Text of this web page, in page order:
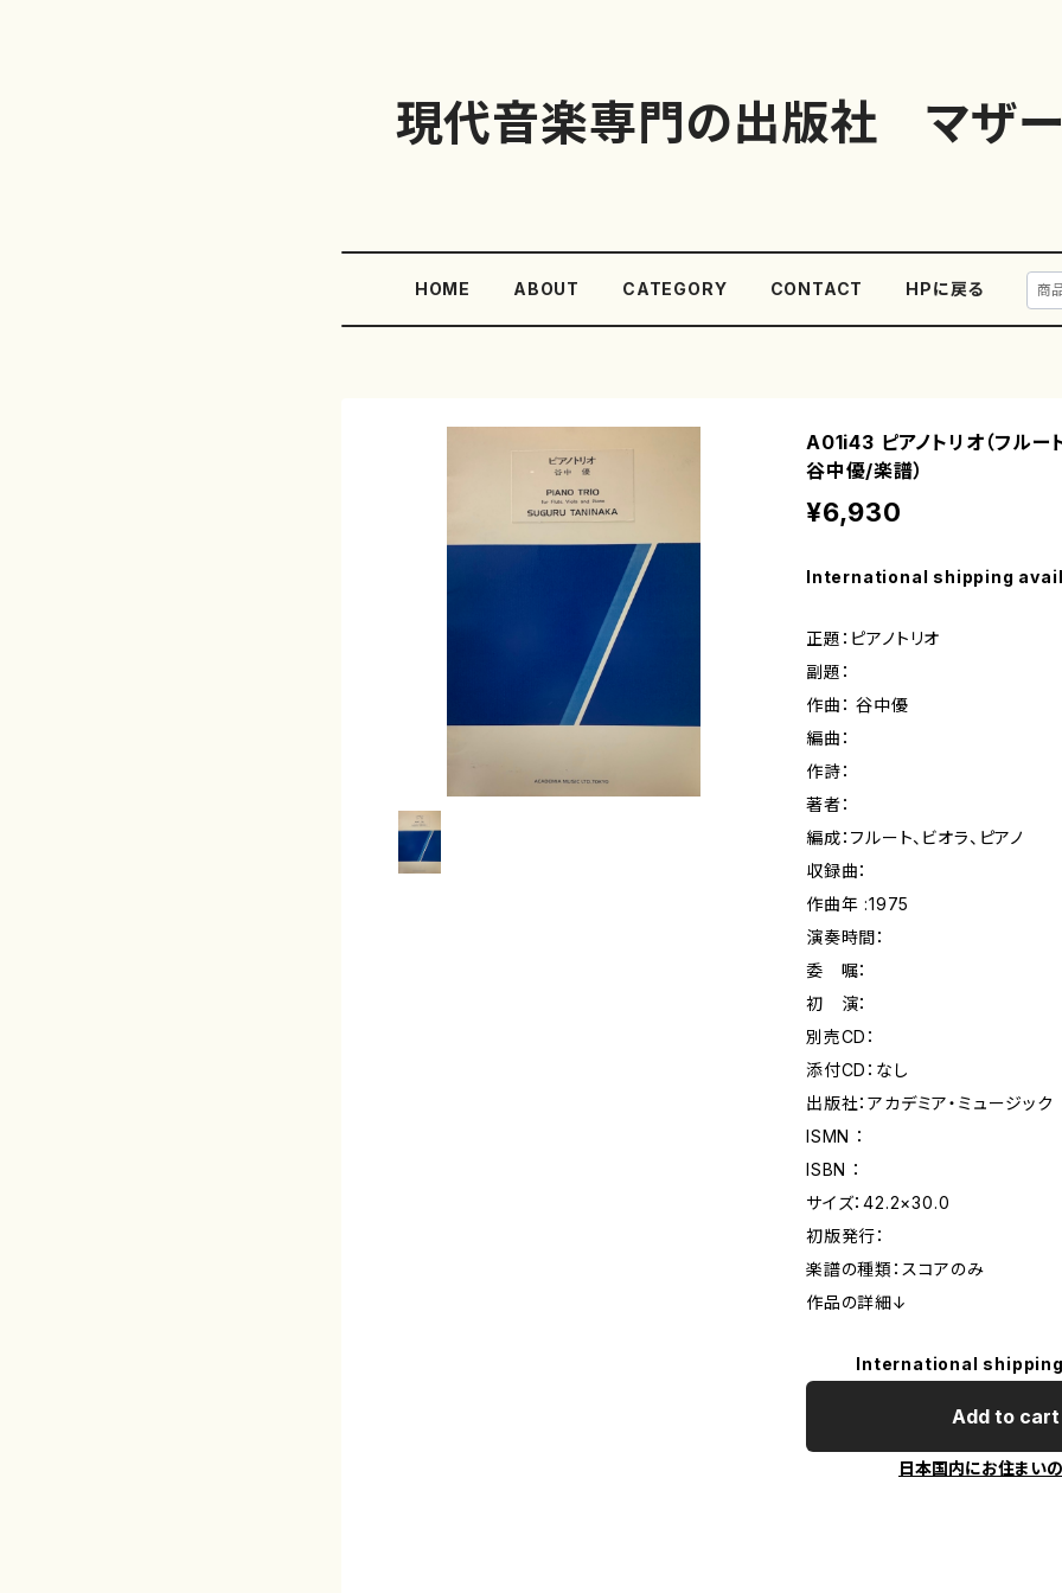
現代音楽専門の出版社 マザー
HOME ABOUT CATEGORY CONTACT HPに戻る
A01i43 ピアノトリオ（フルー
谷中優/楽譜）
¥6,930
International shipping
正題：ピアノトリオ
副題：
作曲： 谷中優
編曲：
作詩：
著者：
編成：フルート、ビオラ、ピアノ
収録曲：
作曲年 :1975
演奏時間：
委 嘱：
初 演：
別売CD：
添付CD：なし
出版社：アカデミア・ミュージック
ISMN ：
ISBN ：
サイズ：42.2×30.0
初版発行：
楽譜の種類：スコアのみ
作品の詳細↓
International
Add to cart
日本国内にお住まい